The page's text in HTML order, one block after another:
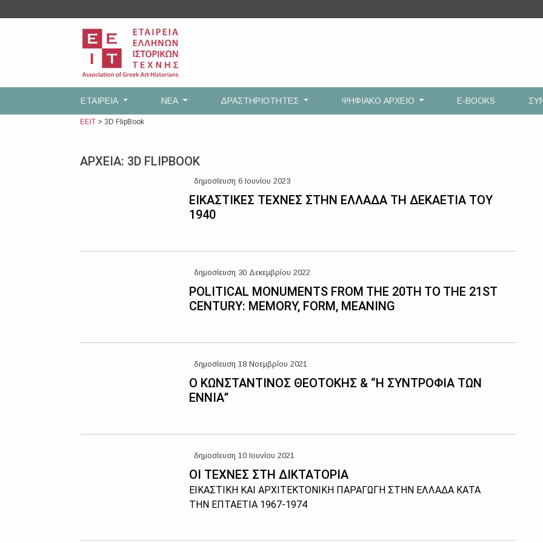
to
ΕΤΑΙΡEΙΑ ΝΕΑ ΔΡΑΣΤΗΡΙΟΤΗΤΕΣ ΨΗΦΙΑΚΟ ΑΡΧΕΙΟ E-BOOKS
ΕΕΙΤ > 3D FlipBook
ΑΡΧΕΙΑ: 3D FLIPBOOK
δημοσίευση 6 Ιουνίου 2023
ΕΙΚΑΣΤΙΚΕΣ ΤΕΧΝΕΣ ΣΤΗΝ ΕΛΛΑΔΑ ΤΗ ΔΕΚΑΕΤΙΑ ΤΟΥ
1940
δημοσίευση 30 Δεκεμβρίου 2022
POLITICAL MONUMENTS FROM THE 20TH TO THE 21ST
CENTURY: MEMORY, FORM, MEANING
δημοσίευση 18 Νοεμβρίου 2021
Ο ΚΩΝΣΤΑΝΤΙΝΟΣ ΘΕΟΤΟΚΗΣ & “Η ΣΥΝΤΡΟΦΙΑ ΤΩΝ
ΕΝΝΙΑ”
δημοσίευση 10 Ιουνίου 2021
ΟΙ ΤΕΧΝΕΣ ΣΤΗ ΔΙΚΤΑΤΟΡΙΑ
ΕΙΚΑΣΤΙΚΗ ΚΑΙ ΑΡΧΙΤΕΚΤΟΝΙΚΗ ΠΑΡΑΓΩΓΗ ΣΤΗΝ ΕΛΛΑΔΑ ΚΑΤΑ
ΤΗΝ ΕΠΤΑΕΤΙΑ 1967-1974